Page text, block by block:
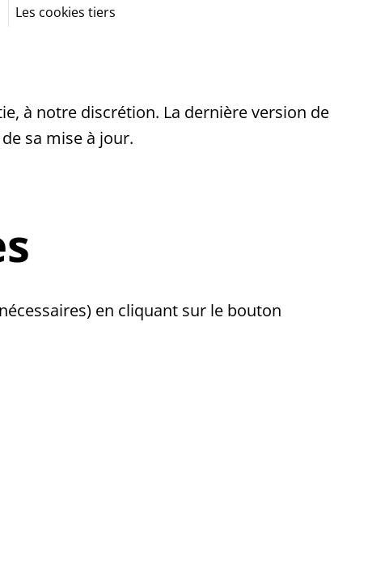
Les cookies tiers
à notre discrétion. La dernière version de
sa mise à jour.
en cliquant sur le bouton